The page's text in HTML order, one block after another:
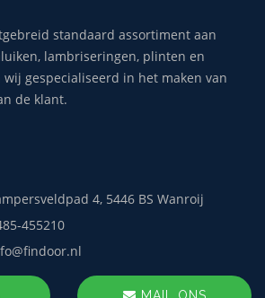
standaard assortiment aan
lambriseringen, plinten en
gespecialiseerd in het maken van
de klant.
4, 5446 BS Wanroij
455210
MAIL ONS